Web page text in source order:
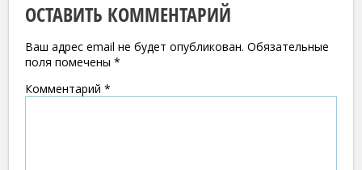
ОСТАВИТЬ КОММЕНТАРИЙ
Ваш адрес email не будет опубликован. Обязательные
поля помечены *
Комментарий *